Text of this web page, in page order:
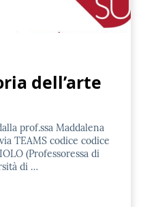
dell’arte
prof.ssa Maddalena
TEAMS codice codice
(Professoressa di
di …